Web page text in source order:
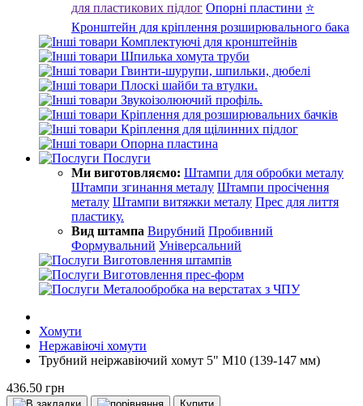
для пластикових підлог Опорні пластини ⭐
Кронштейн для кріплення розширювального бака
Комплектуючі для кронштейнів
Шпилька хомута труби
Гвинти-шурупи, шпильки, дюбелі
Плоскі шайби та втулки.
Звукоізолюючий профіль.
Кріплення для розширювальних бачків
Кріплення для щілинних підлог
Опорна пластина
Послуги
Ми виготовляємо: Штампи для обробки металу
Штампи згинання металу Штампи просічення
металу Штампи витяжки металу Прес для лиття
пластику.
Вид штампа Вирубний Пробивний
Формувальний Універсальний
Виготовлення штампів
Виготовлення прес-форм
Металообробка на верстатах з ЧПУ
Хомути
Нержавіючі хомути
Трубний неіржавіючий хомут 5" М10 (139-147 мм)
436.50 грн